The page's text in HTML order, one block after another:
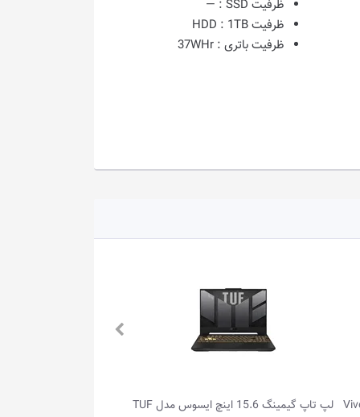
ظرفیت SSD :
—
ظرفیت HDD :1TB
ظرفیت باتری : 37WHr
لپ تاپ گیمینگ 15.6 اینچ ایسوس مدل TUF
لپ تاپ گیمینگ 16.0 اینچ ایسوس مدل 天选